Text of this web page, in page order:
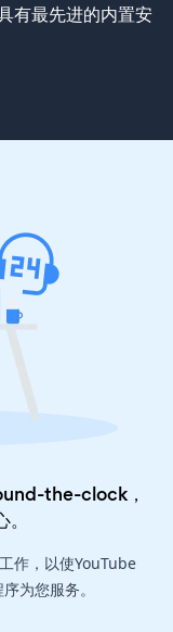
有最先进的内置安
the-clock，
。
作，以使YouTube
为您服务。